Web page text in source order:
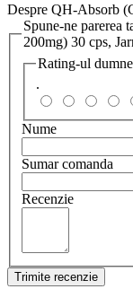
Despre QH-Absorb
Spune-ne parerea
200mg) 30 cps,
Rating-ul
.
Nume
Sumar comanda
Recenzie
Trimite recenzie